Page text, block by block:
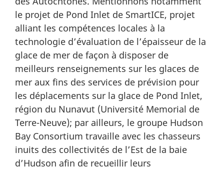
le projet de Pond Inlet de SmartICE, projet
alliant les compétences locales à la
technologie d’évaluation de l’épaisseur de la
glace de mer de façon à disposer de
meilleurs renseignements sur les glaces de
mer aux fins des services de prévision pour
les déplacements sur la glace de Pond Inlet,
région du Nunavut (Université Memorial de
Terre-Neuve); par ailleurs, le groupe Hudson
Bay Consortium travaille avec les chasseurs
inuits des collectivités de l’Est de la baie
d’Hudson afin de recueillir leurs